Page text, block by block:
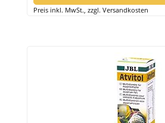
Preis inkl. MwSt., zzgl. Versandkosten